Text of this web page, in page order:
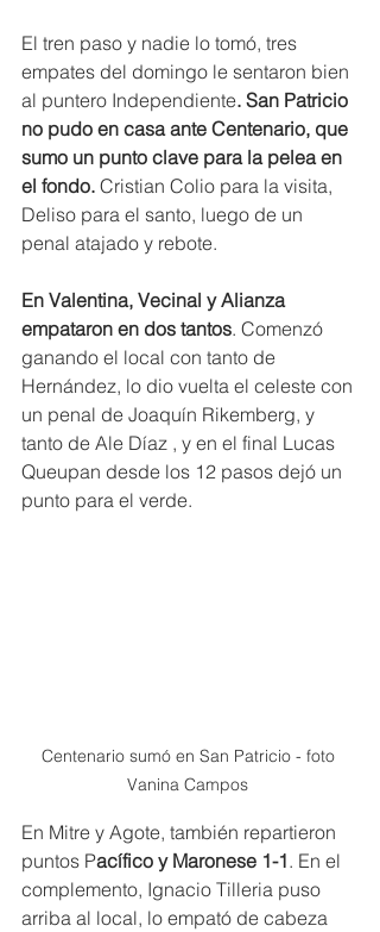
El tren paso y nadie lo tomó, tres
empates del domingo le sentaron bien
al puntero Independiente. San Patricio
no pudo en casa ante Centenario, que
sumo un punto clave para la pelea en
el fondo. Cristian Colio para la visita,
Deliso para el santo, luego de un
penal atajado y rebote.
En Valentina, Vecinal y Alianza
empataron en dos tantos. Comenzó
ganando el local con tanto de
Hernández, lo dio vuelta el celeste con
un penal de Joaquín Rikemberg, y
tanto de Ale Díaz , y en el final Lucas
Queupan desde los 12 pasos dejó un
punto para el verde.
Centenario sumó en San Patricio - foto
Vanina Campos
En Mitre y Agote, también repartieron
puntos Pacífico y Maronese 1-1. En el
complemento, Ignacio Tilleria puso
arriba al local, lo empató de cabeza